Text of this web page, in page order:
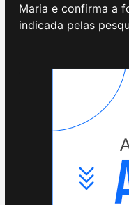
Maria e confirma a
indicada pelas